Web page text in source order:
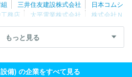
三井住友建設株式会社
日本コムシ
務店 太平電業株式会社
株式会社Ｎ
新菱冷熱工業株式会社
株式会社熊
ションズ株式会社
住友林業ホームテ
んでん タマホーム株式会社
もっと見る
備) の企業をすべて見る